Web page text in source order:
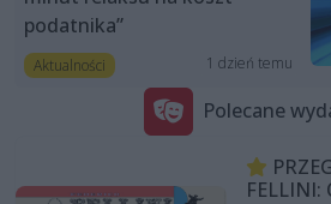
podatnika”
Aktualności 1 dzień temu
Polecane
FELLINI: